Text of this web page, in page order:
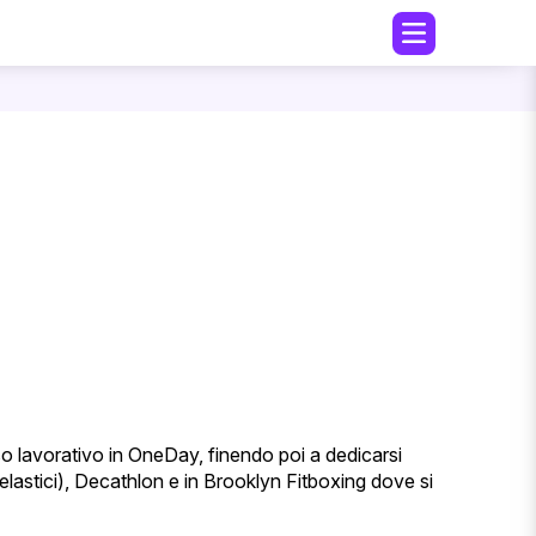
lavorativo in OneDay, finendo poi a dedicarsi
Decathlon e in Brooklyn Fitboxing dove si